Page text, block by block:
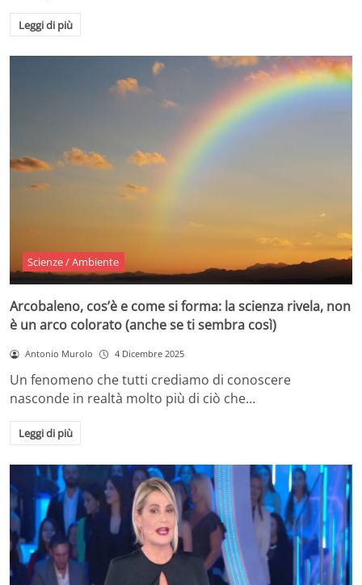
Leggi di più
Scienze / Ambiente
Arcobaleno, cos’è e come si forma: la scienza rivela, non
è un arco colorato (anche se ti sembra così)
Antonio Murolo 4 Dicembre 2025
Un fenomeno che tutti crediamo di conoscere
nasconde in realtà molto più di ciò che…
Leggi di più